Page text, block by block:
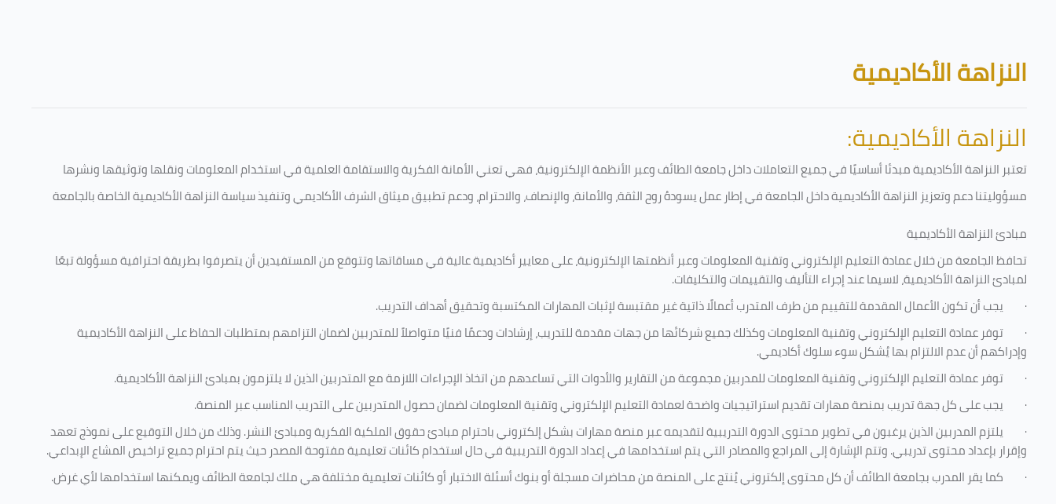
الكتل
النزاهة الأكاديمية
النزاهة الأكاديمية:
تعتبر النزاهة الأكاديمية مبدئا أساسيًا في جميع التعاملات داخل جامعة الطائف وعبر الأنظمة الإلكترونية، فهي تعني الأمانة الفكرية والاستقامة العلمية في استخدام المعلومات ونقلها وتوثيقها ونشرها
مسؤوليتنا دعم وتعزيز النزاهة الأكاديمية داخل الجامعة في إطار عمل يسودهُ روح الثقة، والأمانة، والإنصاف، والاحترام، ودعم تطبيق ميثاق الشرف الأكاديمي وتنفيذ سياسة النزاهة الأكاديمية الخاصة بالجامعة
مبادئ النزاهة الأكاديمية
تحافظ الجامعة من خلال عمادة التعليم الإلكتروني وتقنية المعلومات وعبر أنظمتها الإلكترونية، على معايير أكاديمية عالية في مساقاتها وتتوقع من المستفيدين أن يتصرفوا بطريقة احترافية مسؤولة تبعًا
لمبادئ النزاهة الأكاديمية، لاسيما عند إجراء التأليف والتقييمات والتكليفات.
· يجب أن تكون الأعمال المقدمة للتقييم من طرف المتدرب أعمالًا ذاتية غير مقتبسة لإثبات المهارات المكتسبة وتحقيق أهداف التدريب.
· توفر عمادة التعليم الإلكتروني وتقنية المعلومات وكذلك جميع شركائها من جهات مقدمة للتدريب، إرشادات ودعمًا فنيًا متواصلاً للمتدربين لضمان التزامهم بمتطلبات الحفاظ على النزاهة الأكاديمية
وإدراكهم أن عدم الالتزام بها يُشكل سوء سلوك أكاديمي.
· توفر عمادة التعليم الإلكتروني وتقنية المعلومات للمدربين مجموعة من التقارير والأدوات التي تساعدهم من اتخاذ الإجراءات اللازمة مع المتدربين الذين لا يلتزمون بمبادئ النزاهة الأكاديمية.
· يجب على كل جهة تدريب بمنصة مهارات تقديم استراتيجيات واضحة لعمادة التعليم الإلكتروني وتقنية المعلومات لضمان حصول المتدربين على التدريب المناسب عبر المنصة.
· يلتزم المدربين الذين يرغبون في تطوير محتوى الدورة التدريبية لتقديمه عبر منصة مهارات بشكل إلكتروني باحترام مبادئ حقوق الملكية الفكرية ومبادئ النشر. وذلك من خلال التوقيع على نموذج تعهد
وإقرار بإعداد محتوى تدريبي. وتتم الإشارة إلى المراجع والمصادر التي يتم استخدامها في إعداد الدورة التدريبية في حال استخدام كائنات تعليمية مفتوحة المصدر حيث يتم احترام جميع تراخيص المشاع الإبداعي.
· كما يقر المدرب بجامعة الطائف أن كل محتوى إلكتروني يُنتج على المنصة من محاضرات مسجلة أو بنوك أسئلة الاختبار أو كائنات تعليمية مختلفة هي ملك لجامعة الطائف ويمكنها استخدامها لأي غرض.